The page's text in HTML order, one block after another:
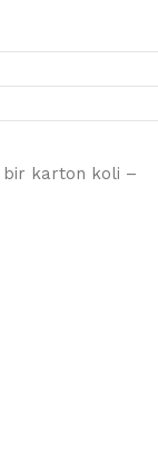
bir karton koli –